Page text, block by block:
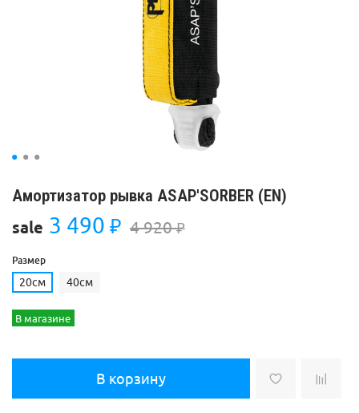
Амортизатор рывка ASAP'SORBER (EN)
sale 3 490 ₽ 4 920₽
Размер
20см 40см
В магазине
В корзину